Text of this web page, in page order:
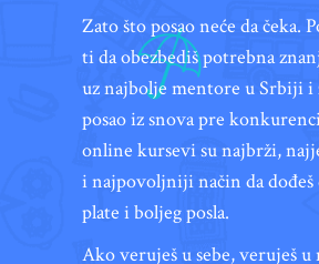
Zato što posao neće da čeka.
ti da obezbediš potrebna
uz najbolje mentore u Srbiji i
posao iz snova pre
online kursevi su najbrži,
i najpovoljniji način da dođeš
plate i boljeg posla.
Ako veruješ u sebe, veruješ u